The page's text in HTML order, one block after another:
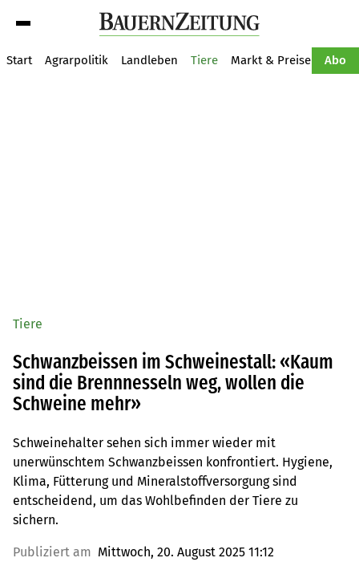
Start Agrarpolitik Landleben Tiere Markt & Preise Abo
Tiere
Schwanzbeissen im Schweinestall: «Kaum
sind die Brennnesseln weg, wollen die
Schweine mehr»
Schweinehalter sehen sich immer wieder mit
unerwünschtem Schwanzbeissen konfrontiert. Hygiene,
Klima, Fütterung und Mineralstoffversorgung sind
entscheidend, um das Wohlbefinden der Tiere zu
sichern.
Publiziert am Mittwoch, 20. August 2025 11:12